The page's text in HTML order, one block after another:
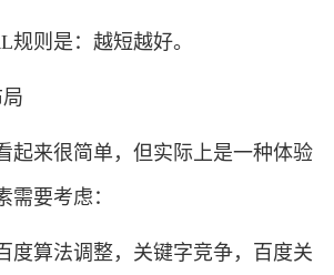
规则是：越短越好。
起来很简单，但实际上是一种体验
需要考虑：
度算法调整，关键字竞争，百度关